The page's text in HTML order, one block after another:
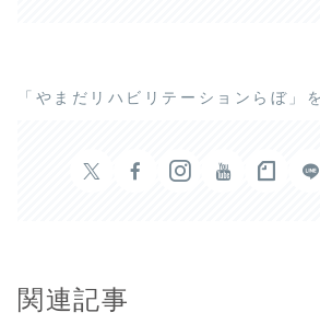
「やまだリハビリテーションらぼ」
関連記事